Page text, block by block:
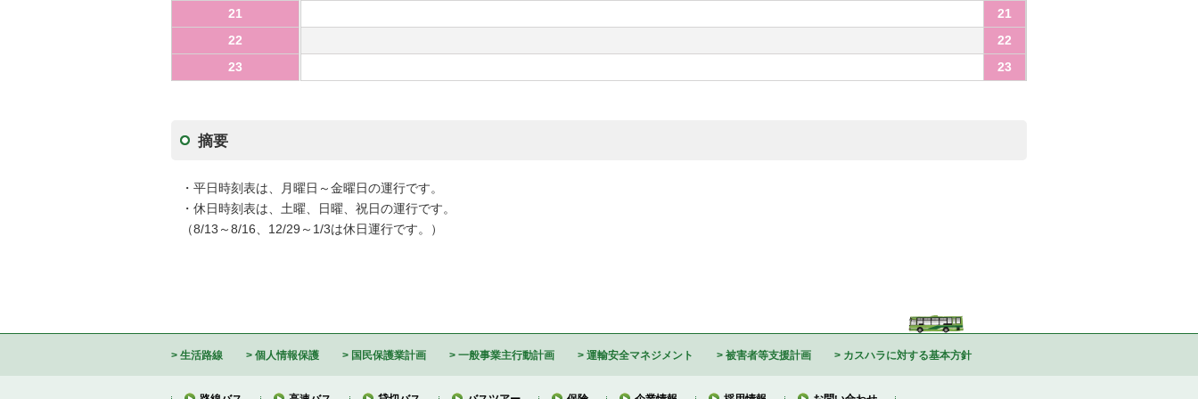
21
22
23
21
22
23
摘要
・平日時刻表は、月曜日～金曜日の運行です。
・休日時刻表は、土曜、日曜、祝日の運行です。
（8/13～8/16、12/29～1/3は休日運行です。）
生活路線 個人情報保護 国民保護業計画 一般事業主行動計画 運輸安全マネジメント 被害者等支援計画 カスハラに対する基本方針